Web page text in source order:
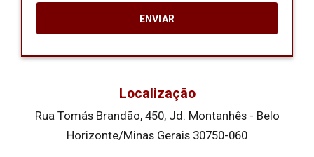
Localização
Rua Tomás Brandão, 450, Jd. Montanhês - Belo
Horizonte/Minas Gerais 30750-060